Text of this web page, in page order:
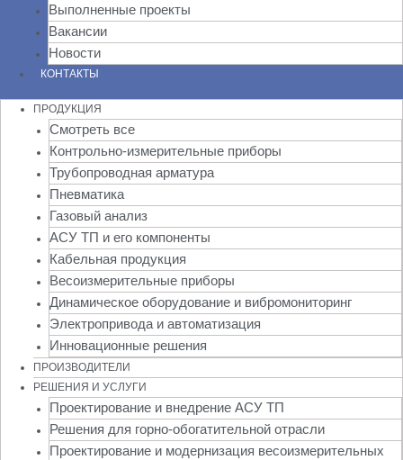
Выполненные проекты
Вакансии
Новости
КОНТАКТЫ
ПРОДУКЦИЯ
Смотреть все
Контрольно-измерительные приборы
Трубопроводная арматура
Пневматика
Газовый анализ
АСУ ТП и его компоненты
Кабельная продукция
Весоизмерительные приборы
Динамическое оборудование и вибромониторинг
Электропривода и автоматизация
Инновационные решения
ПРОИЗВОДИТЕЛИ
РЕШЕНИЯ И УСЛУГИ
Проектирование и внедрение АСУ ТП
Решения для горно-обогатительной отрасли
Проектирование и модернизация весоизмерительных